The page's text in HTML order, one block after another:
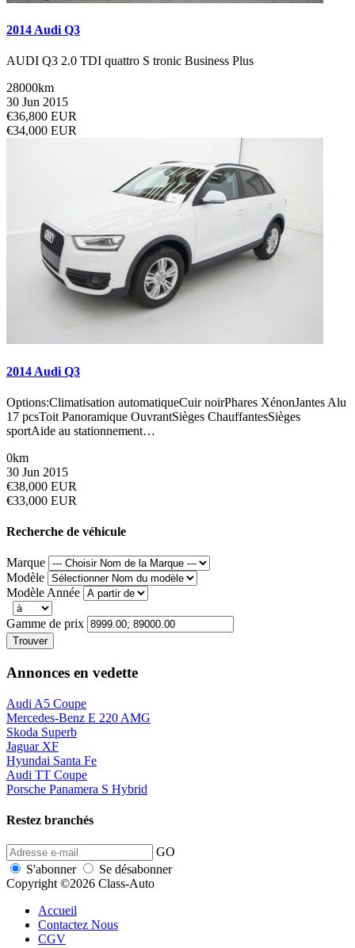
2014 Audi Q3
AUDI Q3 2.0 TDI quattro S tronic Business Plus
28000km
30 Jun 2015
€36,800 EUR
€34,000 EUR
2014 Audi Q3
Options:Climatisation automatiqueCuir noirPhares XénonJantes Alu
17 pcsToit Panoramique OuvrantSièges ChauffantesSièges
sportAide au stationnement…
0km
30 Jun 2015
€38,000 EUR
€33,000 EUR
Recherche de véhicule
Marque
Modèle
Modèle Année
Gamme de prix
Trouver
Annonces en vedette
Audi A5 Coupe
Mercedes-Benz E 220 AMG
Skoda Superb
Jaguar XF
Hyundai Santa Fe
Audi TT Coupe
Porsche Panamera S Hybrid
Restez branchés
GO
S'abonner
Se désabonner
Copyright ©2026 Class-Auto
Accueil
Contactez Nous
CGV